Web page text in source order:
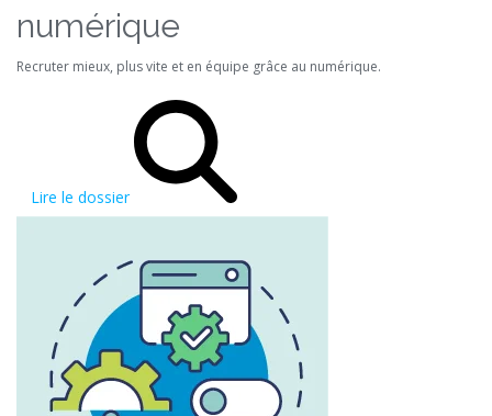
numérique
Recruter mieux, plus vite et en équipe grâce au numérique.
Lire le dossier